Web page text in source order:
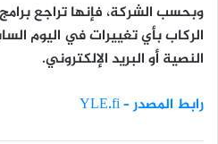
وبحسب الشركة، فإنها تراجع
الركاب بأي تغييراتفي اليوم
النصية أو البريد الإلكتروني.
رابط المصدر – YLE.fi